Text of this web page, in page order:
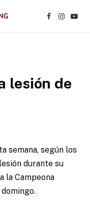
Facebook
lesión de
semana, según los
durante su
la Campeona